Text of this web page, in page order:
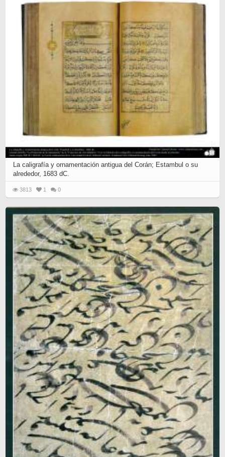
La caligrafía y ornamentación antigua del Corán; Estambul o su
alrededor, 1683 dC.
3813 1 0